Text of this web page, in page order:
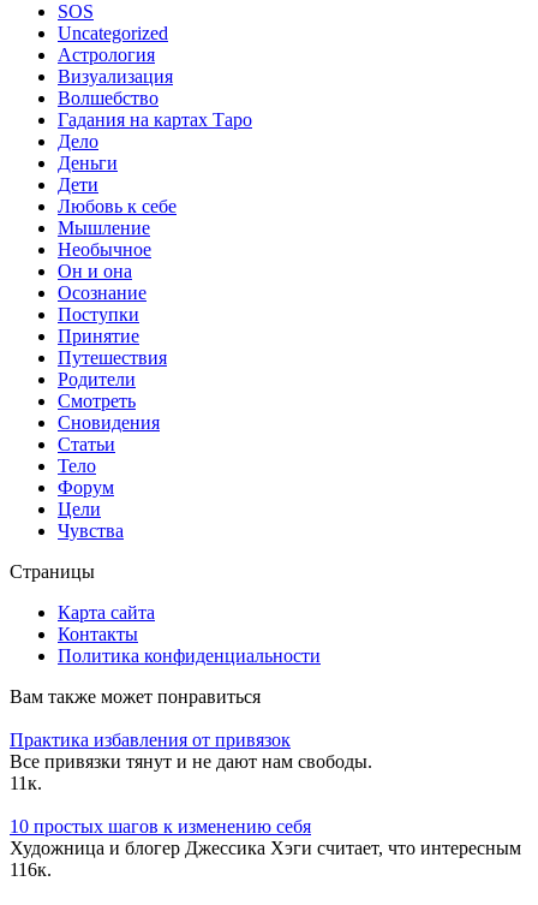
SOS
Uncategorized
Астрология
Визуализация
Волшебство
Гадания на картах Таро
Дело
Деньги
Дети
Любовь к себе
Мышление
Необычное
Он и она
Осознание
Поступки
Принятие
Путешествия
Родители
Смотреть
Сновидения
Статьи
Тело
Форум
Цели
Чувства
Страницы
Карта сайта
Контакты
Политика конфиденциальности
Вам также может понравиться
Практика избавления от привязок
Все привязки тянут и не дают нам свободы.
11к.
10 простых шагов к изменению себя
Художница и блогер Джессика Хэги считает, что интересным
116к.